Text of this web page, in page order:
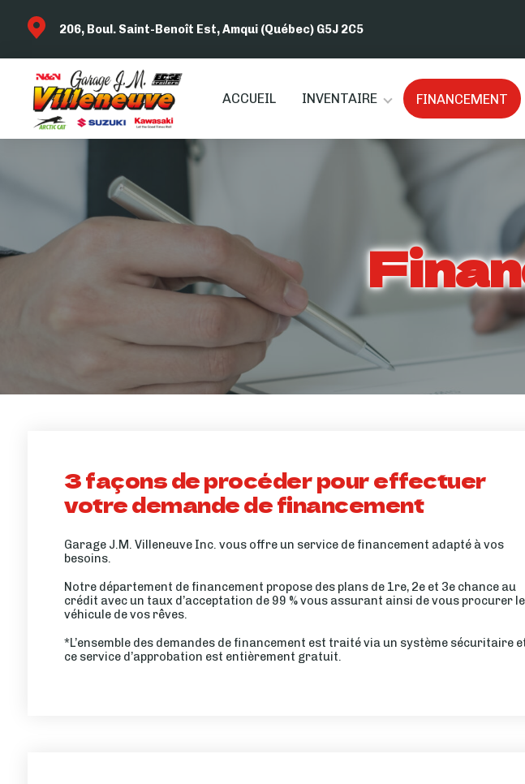
206, Boul. Saint-Benoît Est, Amqui (Québec) G5J 2C5
ACCUEIL INVENTAIRE FINANCEMENT
3 façons de procéder pour effectuer
votre demande de financement
Garage J.M. Villeneuve Inc. vous offre un service de financement adapté à vos
besoins.
Notre département de financement propose des plans de 1re, 2e et 3e chance au
crédit avec un taux d’acceptation de 99 % vous assurant ainsi de vous procurer le
véhicule de vos rêves.
*L’ensemble des demandes de financement est traité via un système sécuritaire
ce service d’approbation est entièrement gratuit.